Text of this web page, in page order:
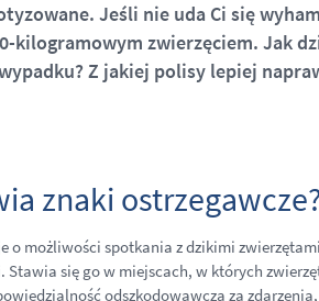
Jeśli nie uda Ci się
kilogramowym zwierzęciem. Jak
Z jakiej polisy lepiej
znaki
o możliwości spotkania z dzikimi
Stawia się go w miejscach, w których
odszkodowawczą za